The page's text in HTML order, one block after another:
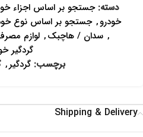
دسته: جستجو بر اساس اجزاء
خودرو, جستجو بر اساس نوع
, سدان / هاچبک, لوازم
گردگیر
برچسب: گردگیر,
Shipping & Delivery